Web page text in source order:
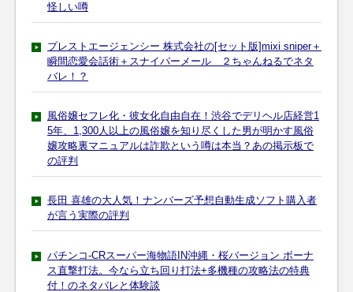
怪しい噂
プレストエージェンシー 株式会社の[セット版]mixi sniper＋
瞬間恋愛会話術＋スナイパーメール ２ちゃんねるでネタ
バレ！？
風俗嬢セフレ化・彼女化自由自在！渋谷でデリヘル店経営1
5年、1,300人以上の風俗嬢を知り尽くした男が明かす風俗
嬢攻略裏マニュアルは詐欺という噂は本当？あの掲示板で
の評判
長田 喜雄の大人気！ナンバーズ予想自動生成ソフト購入者
が言う実際の評判
パチンコ-CRスーパー海物語IN沖縄・桜バージョン ボーナ
ス直撃打法。今なら立ち回り打法+多機種の攻略法の特典
付！のネタバレと体験談